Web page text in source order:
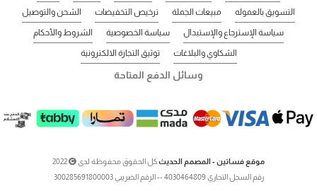
التسويق بالعموله مبيعات الجملة ترخيص التخفيضات الشحن والتوصيل
سياسة الإسترجاع والإستبدال سياسة الخصوصية الشروط والأحكام
الشكاوي والبلاغات توثيق التجارة الالكترونية
وسائل الدفع المتاحة
موقع فساتين - المصمم الحديثكل الحقوق محفوظة لدى
2022
رقم السجل التجاري 4030464809 -- الرقم الضريبي 300285691800003